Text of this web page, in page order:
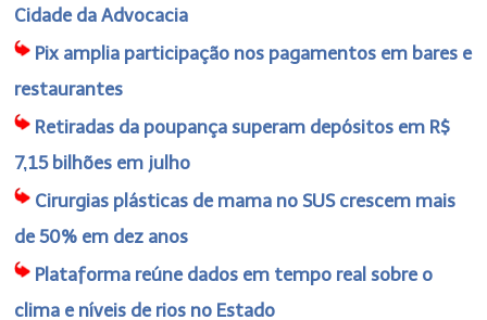
Cidade da Advocacia
Pix amplia participação nos pagamentos em bares e
restaurantes
Retiradas da poupança superam depósitos em R$
7,15 bilhões em julho
Cirurgias plásticas de mama no SUS crescem mais
de 50% em dez anos
Plataforma reúne dados em tempo real sobre o
clima e níveis de rios no Estado